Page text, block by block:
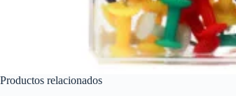
Productos relacionados